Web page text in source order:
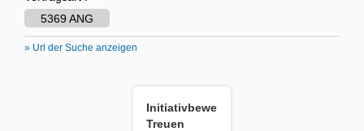
5369 ANG
» Url der Suche anzeigen
Initiativbewerbung
Treuen